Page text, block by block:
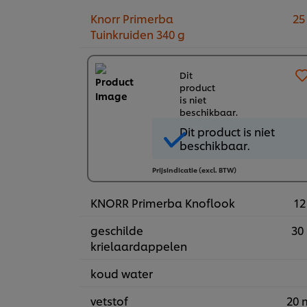
Knorr Primerba
Tuinkruiden 340 g
Dit
product
is niet
beschikbaar.
Dit product is niet
beschikbaar.
Prijsindicatie (excl. BTW)
KNORR Primerba Knoflook
geschilde
krielaardappelen
30
koud water
vetstof
20